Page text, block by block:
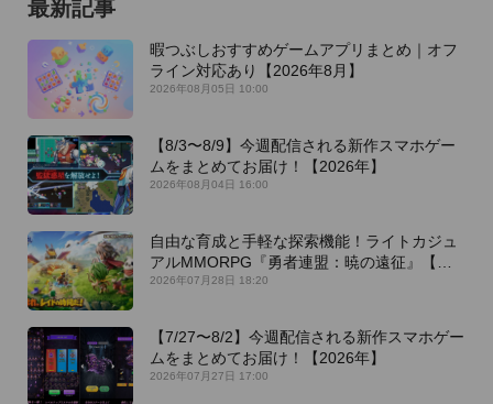
最新記事
暇つぶしおすすめゲームアプリまとめ｜オフ
ライン対応あり【2026年8月】
2026年08月05日 10:00
【8/3〜8/9】今週配信される新作スマホゲー
ムをまとめてお届け！【2026年】
2026年08月04日 16:00
自由な育成と手軽な探索機能！ライトカジュ
アルMMORPG『勇者連盟：暁の遠征』【最
新作PICKUP】
2026年07月28日 18:20
【7/27〜8/2】今週配信される新作スマホゲー
ムをまとめてお届け！【2026年】
2026年07月27日 17:00